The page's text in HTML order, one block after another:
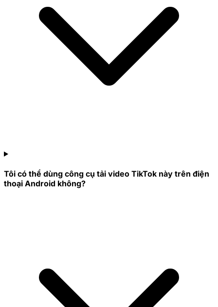
Tôi có thể dùng công cụ tải video TikTok này trên điện
thoại Android không?